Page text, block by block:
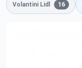
Volantini Lidl 16